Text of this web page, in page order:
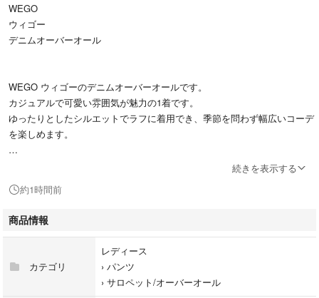
WEGO
ウィゴー
デニムオーバーオール
WEGO ウィゴーのデニムオーバーオールです。
カジュアルで可愛い雰囲気が魅力の1着です。
ゆったりとしたシルエットでラフに着用でき、季節を問わず幅広いコーデ
を楽しめます。
シンプルなデザインなので合わせやすく、TシャツやロンT、パーカー、ニ
インナー次第で雰囲気を変えられるため、オールシーズン活躍してくれる
万能アイテムです。
アルコーデにもおすすめです。
デニム素材なので使いやすく、1着あると着回しの幅が広がります。
続きを表示する
約1時間前
商品情報
カテゴリ
レディース
› パンツ
› サロペット/オーバーオール